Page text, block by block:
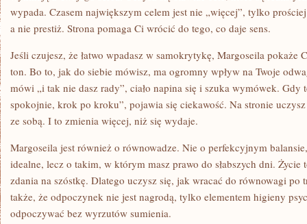
wypada. Czasem największym celem jest nie „więcej”, tylko
a nie prestiż. Strona pomaga Ci wrócić do tego, co daje sens.
Jeśli czujesz, że łatwo wpadasz w samokrytykę, Margoseila pokaże
ton. Bo to, jak do siebie mówisz, ma ogromny wpływ na Twoje
mówi „i tak nie dasz rady”, ciało napina się i szuka wymówek. Gdy
spokojnie, krok po kroku”, pojawia się ciekawość. Na stronie
ze sobą. I to zmienia więcej, niż się wydaje.
Margoseila jest również o równowadze. Nie o perfekcyjnym
idealne, lecz o takim, w którym masz prawo do słabszych dni. Życie
zdania na szóstkę. Dlatego uczysz się, jak wracać do równowagi po
także, że odpoczynek nie jest nagrodą, tylko elementem higieny
odpoczywać bez wyrzutów sumienia.